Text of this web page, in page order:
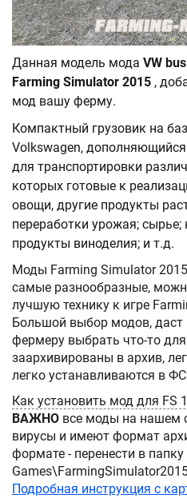
Данная модель мода VW
Farming Simulator 2015 ,
мод вашу ферму.
Компактный грузовик на
Volkswagen,
для транспортировки
которых готовые к
овощи, другие продукты
переработки урожая;
продукты виноделия; и т.д.
Моды Farming Simulator 2015 , на нашем сайте бывают
самые разнообразные,
лучшую технику к игре Farming
Большой выбор модов,
фермеру выбрать что-то
заархивированы в архив,
ВАЖНО все моды на нашем
вирусы и имеют формат
формате - перенести в
Подробная инструкция с